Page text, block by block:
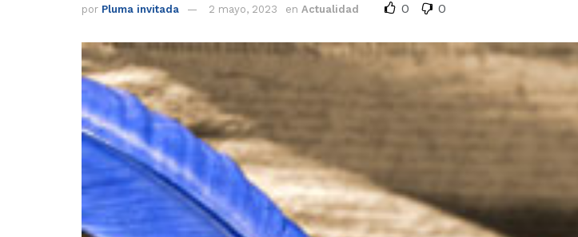
por Pluma invitada 2 mayo, 2023 en Actualidad 0 0